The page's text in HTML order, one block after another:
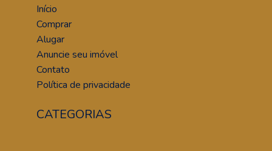
Início
Comprar
Alugar
Anuncie seu imóvel
Contato
Política de privacidade
CATEGORIAS